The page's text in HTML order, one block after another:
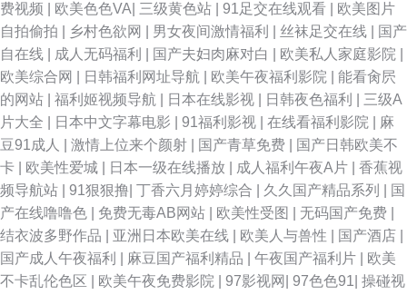
费视频
欧美色色VA 三级黄色站 91足交在线观看
欧美图片
自拍偷拍
乡村色欲网 男女夜间激情福利 丝袜足交在线
国产
自在线
成人无码福利 国产夫妇肉麻对白 欧美私人家庭影院
欧美综合网
日韩福利网址导航 欧美午夜福利影院
能看肏屄
的网站
福利姬视频导航 日本在线影视 日韩夜色福利
三级A
片大全
日本中文字幕电影 91福利影视 在线看福利影院
麻
豆91成人
激情上位来个颜射 国产青草免费
国产日韩欧美不
卡
欧美性爱城 日本一级在线播放 成人福利午夜A片
香蕉视
频导航站
91狠狠撸 丁香六月婷婷综合 久久国产精品系列
国
产在线噜噜色
免费无毒AB网站 欧美性受图 无码国产免费
结衣波多野作品
亚洲日本欧美在线 欧美人与兽性 国产酒店
国产成人午夜福利
麻豆国产福利精品 午夜国产福利片
欧美
不卡乱伦色区
欧美午夜免费影院 97影视网 97色色91 操碰视